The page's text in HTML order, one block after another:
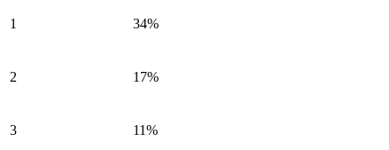
1 34%
2 17%
3 11%